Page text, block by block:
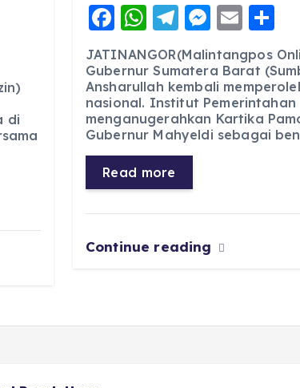
di
F
a
c
e
b
o
o
k
W
h
a
ts
A
p
p
T
el
e
g
r
a
M
e
ss
e
n
g
E
ai
l
h
a
re
JATINANGOR(Malintangpos
Gubernur Sumatera Barat
Ansharullah kembali
nasional. Institut Pemerintahan
menganugerahkan Kartika
Gubernur Mahyeldi sebagai
Read more
Continue reading